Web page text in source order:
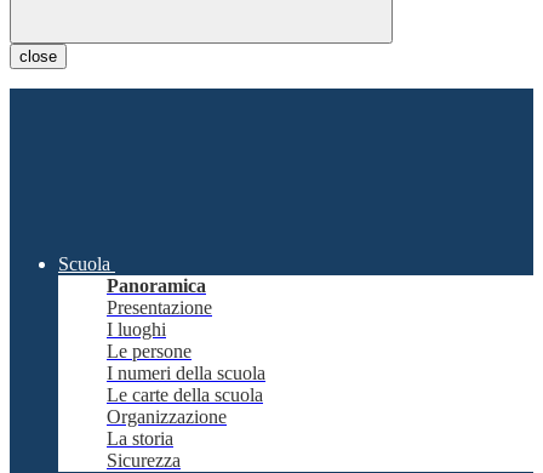
close
Scuola
Panoramica
Presentazione
I luoghi
Le persone
I numeri della scuola
Le carte della scuola
Organizzazione
La storia
Sicurezza